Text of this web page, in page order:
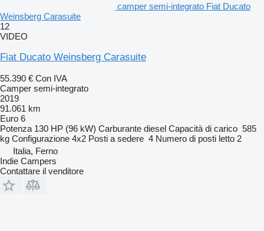
camper semi-integrato Fiat Ducato
Weinsberg Carasuite
12
VIDEO
Fiat Ducato Weinsberg Carasuite
55.390 € Con IVA
Camper semi-integrato
2019
91.061 km
Euro 6
Potenza 130 HP (96 kW) Carburante diesel Capacità di carico 585
kg Configurazione 4x2 Posti a sedere 4 Numero di posti letto 2
Italia, Ferno
Indie Campers
Contattare il venditore